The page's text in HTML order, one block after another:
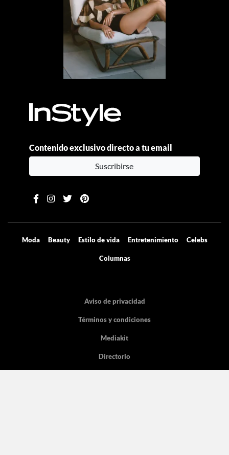
Contenido exclusivo directo a tu email
Suscribirse
Moda Beauty Estilo de vida Entretenimiento Celebs
Columnas
Aviso de privacidad
Términos y condiciones
Mediakit
Directorio